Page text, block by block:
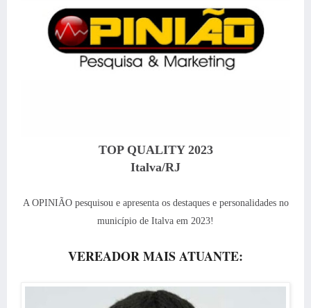
TOP QUALITY 2023
Italva/RJ
A OPINIÃO pesquisou e apresenta os destaques e personalidades no
município de Italva em 2023!
VEREADOR MAIS ATUANTE: